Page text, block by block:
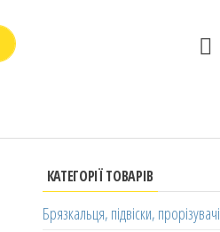
КАТЕГОРІЇ ТОВАРІВ
Брязкальця, підвіски, прорізувачі